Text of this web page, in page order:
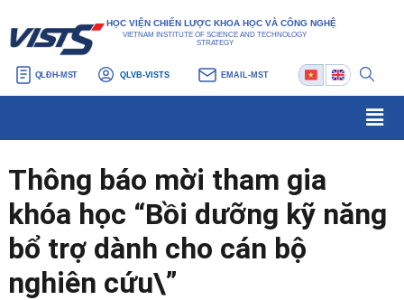
tới
nội
dung
HỌC VIỆN CHIẾN LƯỢC KHOA HỌC VÀ CÔNG NGHỆ
VIETNAM INSTITUTE OF SCIENCE AND TECHNOLOGY
STRATEGY
QLĐH-MST QLVB-VISTS EMAIL-MST
Thông báo mời tham gia
khóa học “Bồi dưỡng kỹ năng
bổ trợ dành cho cán bộ
nghiên cứu\”
hướng
bài
viết